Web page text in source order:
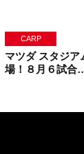
CARP
マツダ スタジア
場！８月６試合